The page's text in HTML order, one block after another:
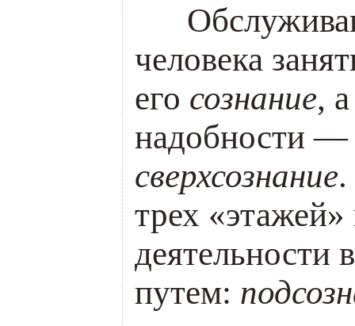
человека
его сознание,
надобности —
сверхсознание
трех «
деятельности
путем: